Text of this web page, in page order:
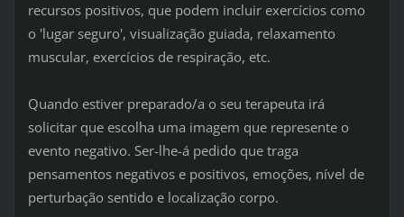
recursos positivos, que podem incluir exercícios como
o 'lugar seguro', visualização guiada, relaxamento
muscular, exercícios de respiração, etc.
Quando estiver preparado/a o seu terapeuta irá
solicitar que escolha uma imagem que represente o
evento negativo. Ser-lhe-á pedido que traga
pensamentos negativos e positivos, emoções, nível de
perturbação sentido e localização corpo.